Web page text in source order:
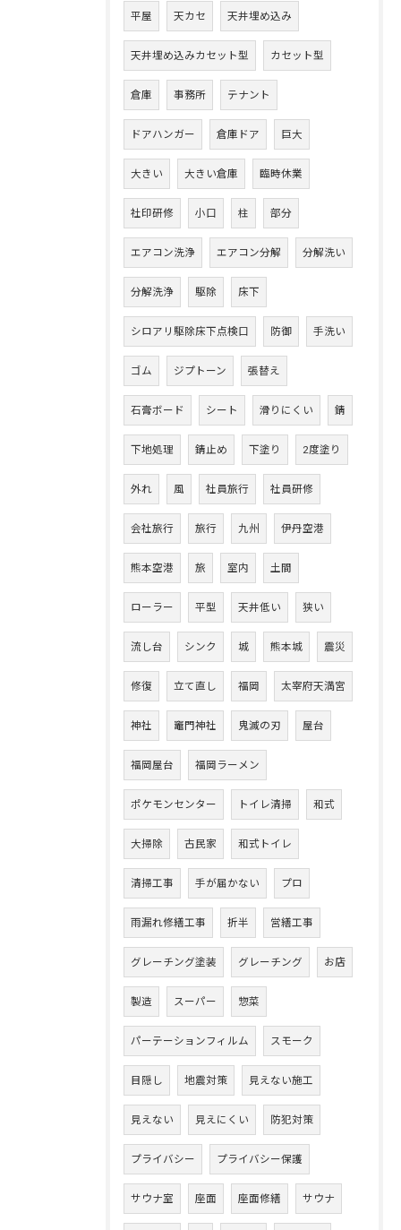
平屋 天カセ 天井埋め込み
天井埋め込みカセット型 カセット型
倉庫 事務所 テナント
ドアハンガー 倉庫ドア 巨大
大きい 大きい倉庫 臨時休業
社印研修 小口 柱 部分
エアコン洗浄 エアコン分解 分解洗い
分解洗浄 駆除 床下
シロアリ駆除床下点検口 防御 手洗い
ゴム ジプトーン 張替え
石膏ボード シート 滑りにくい 錆
下地処理 錆止め 下塗り 2度塗り
外れ 風 社員旅行 社員研修
会社旅行 旅行 九州 伊丹空港
熊本空港 旅 室内 土間
ローラー 平型 天井低い 狭い
流し台 シンク 城 熊本城 震災
修復 立て直し 福岡 太宰府天満宮
神社 竈門神社 鬼滅の刃 屋台
福岡屋台 福岡ラーメン
ポケモンセンター トイレ清掃 和式
大掃除 古民家 和式トイレ
清掃工事 手が届かない プロ
雨漏れ修繕工事 折半 営繕工事
グレーチング塗装 グレーチング お店
製造 スーパー 惣菜
パーテーションフィルム スモーク
目隠し 地震対策 見えない施工
見えない 見えにくい 防犯対策
プライバシー プライバシー保護
サウナ室 座面 座面修繕 サウナ